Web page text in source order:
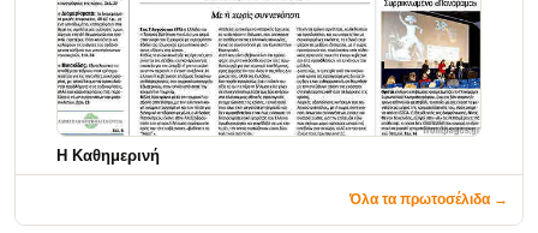
Η Καθημερινή
Όλα τα πρωτοσέλιδα →